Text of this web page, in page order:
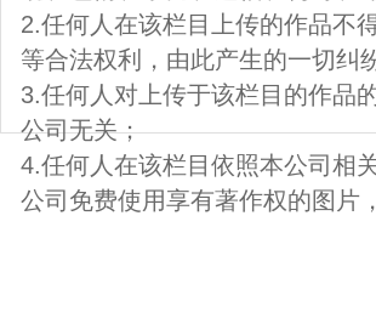
2.任何人在该栏目上传的作品不
等合法权利，由此产生的一切纠
3.任何人对上传于该栏目的作品
公司无关；
4.任何人在该栏目依照本公司相
公司免费使用享有著作权的图片